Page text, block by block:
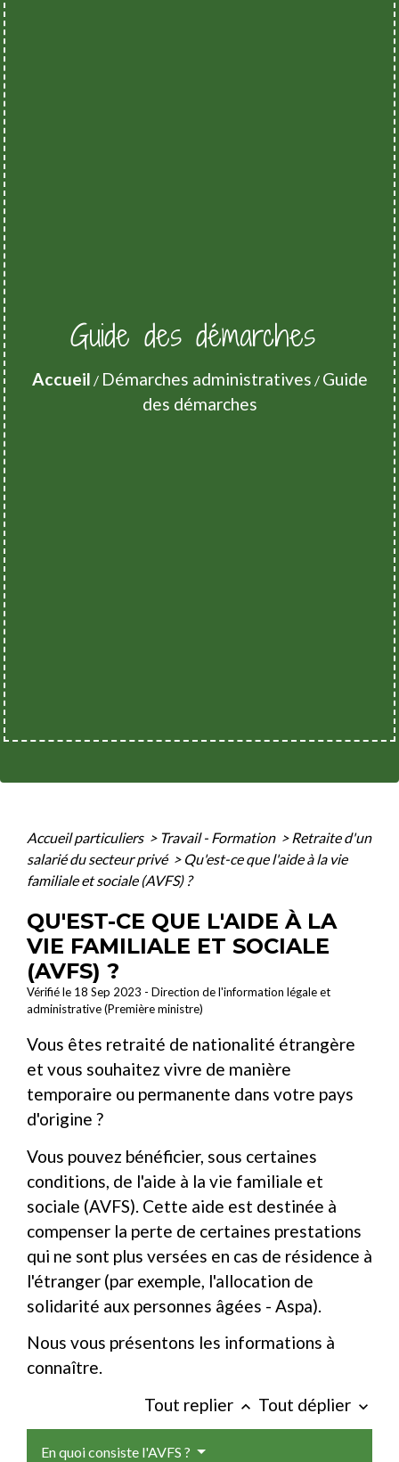
Guide des démarches
Accueil / Démarches administratives / Guide
des démarches
Accueil particuliers > Travail - Formation > Retraite d'un
salarié du secteur privé > Qu'est-ce que l'aide à la vie
familiale et sociale (AVFS) ?
QU'EST-CE QUE L'AIDE À LA
VIE FAMILIALE ET SOCIALE
(AVFS) ?
Vérifié le 18 Sep 2023 - Direction de l'information légale et
administrative (Première ministre)
Vous êtes retraité de nationalité étrangère
et vous souhaitez vivre de manière
temporaire ou permanente dans votre pays
d'origine ?
Vous pouvez bénéficier, sous certaines
conditions, de l'aide à la vie familiale et
sociale (AVFS). Cette aide est destinée à
compenser la perte de certaines prestations
qui ne sont plus versées en cas de résidence à
l'étranger (par exemple, l'allocation de
solidarité aux personnes âgées - Aspa).
Nous vous présentons les informations à
connaître.
Tout replier keyboard_arrow_up Tout déplier keyboard_arrow_down
En quoi consiste l'AVFS ?